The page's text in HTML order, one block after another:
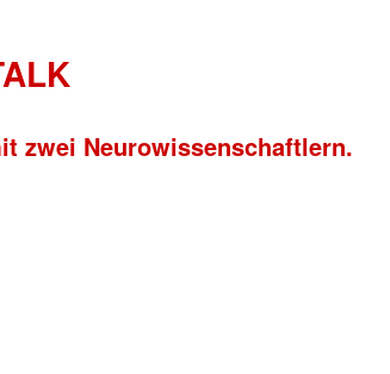
zwei Neurowissenschaftlern.